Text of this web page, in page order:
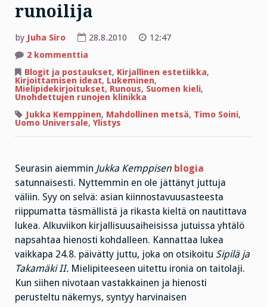
runoilija
by Juha Siro 28.8.2010
12:47
2 kommenttia
da
Kemppinen,
runoilija
Blogit ja postaukset, Kirjallinen estetiikka,
Kirjoittamisen ideat, Lukeminen,
Mielipidekirjoitukset, Runous, Suomen kieli,
Unohdettujen runojen klinikka
Jukka Kemppinen, Mahdollinen metsä, Timo Soini,
Uomo Universale, Ylistys
Seurasin aiemmin Jukka Kemppisen blogia
satunnaisesti. Nyttemmin en ole jättänyt juttuja
väliin. Syy on selvä: asian kiinnostavuusasteesta
riippumatta täsmällistä ja rikasta kieltä on nautittava
lukea. Alkuviikon kirjallisuusaiheisissa jutuissa yhtälö
napsahtaa hienosti kohdalleen. Kannattaa lukea
vaikkapa 24.8. päivätty juttu, joka on otsikoitu Sipilä ja
Takamäki II. Mielipiteeseen uitettu ironia on taitolaji.
Kun siihen nivotaan vastakkainen ja hienosti
perusteltu näkemys, syntyy harvinaisen